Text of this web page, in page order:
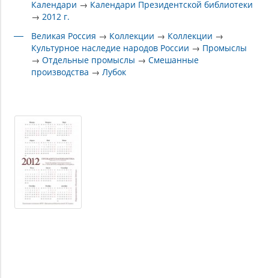
Календари → Календари Президентской библиотеки
→ 2012 г.
Великая Россия → Коллекции → Коллекции →
Культурное наследие народов России → Промыслы
→Отдельные промыслы →Смешанные
производства → Лубок